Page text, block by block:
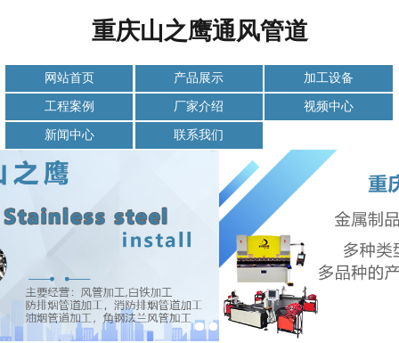
重庆山之鹰通风管道
网站首页 产品展示 加工设备
工程案例 厂家介绍 视频中心
新闻中心 联系我们